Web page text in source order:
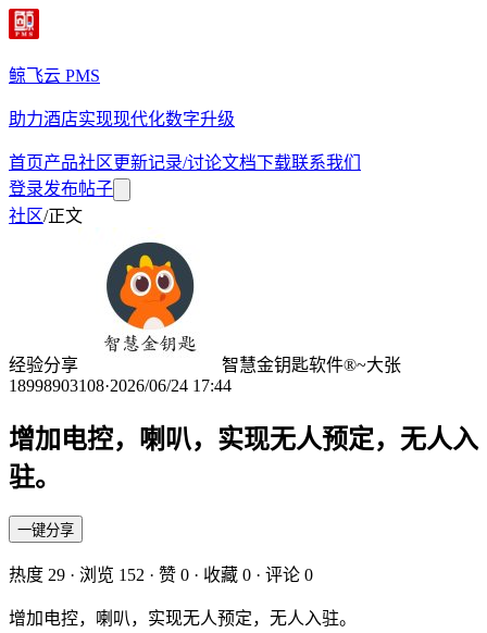
鲸飞云 PMS
助力酒店实现现代化数字升级
首页产品社区更新记录/讨论文档下载联系我们
登录发布帖子
社区/正文
经验分享
智慧金钥匙软件®~大张
18998903108·2026/06/24 17:44
增加电控，喇叭，实现无人预定，无人入
驻。
一键分享
热度 29 · 浏览 152 · 赞 0 · 收藏 0 · 评论 0
增加电控，喇叭，实现无人预定，无人入驻。